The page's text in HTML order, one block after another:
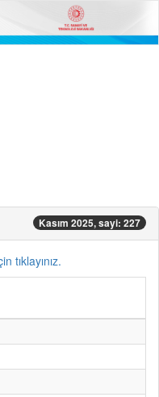
Kasım 2025, sayi: 227
tıklayınız.